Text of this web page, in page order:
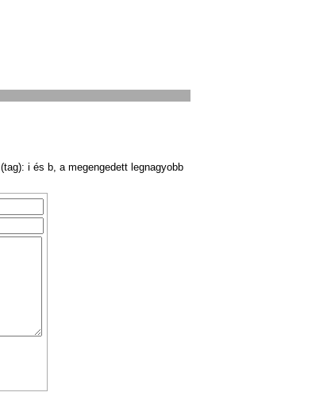
i és b, a megengedett legnagyobb